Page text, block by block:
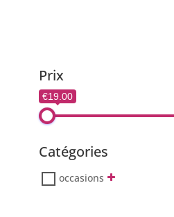
Prix
€19.00
Catégories
occasions